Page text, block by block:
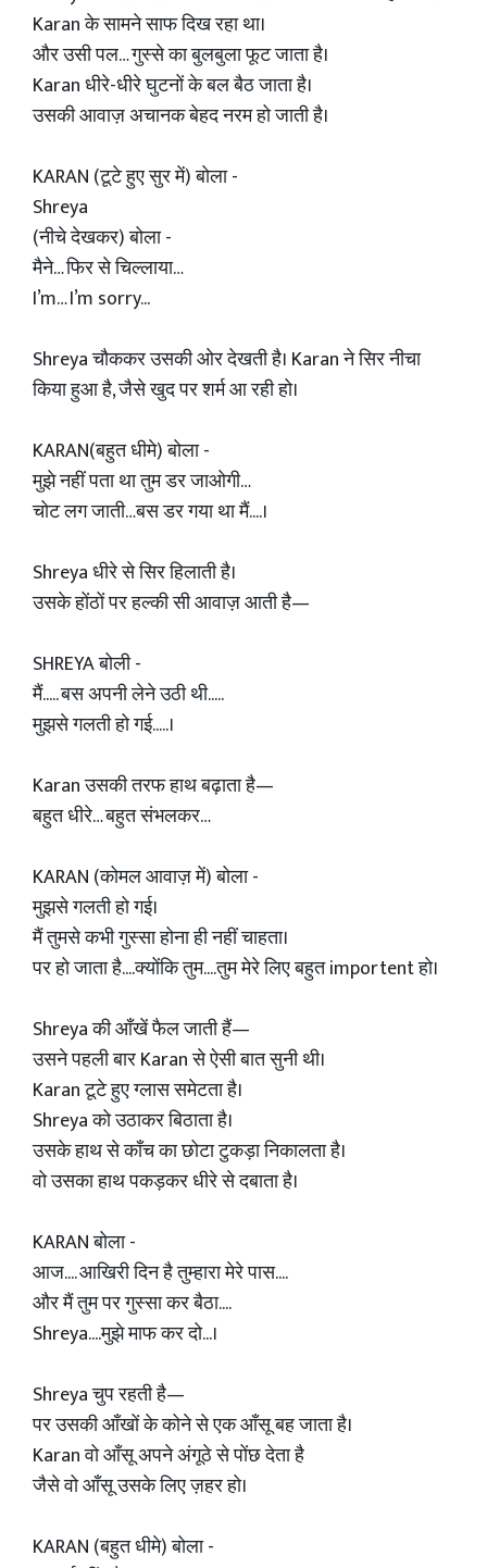
Karan के सामने साफ दिख रहा था।
और उसी पल… गुस्से का बुलबुला फूट जाता है।
Karan धीरे-धीरे घुटनों के बल बैठ जाता है।
उसकी आवाज़ अचानक बेहद नरम हो जाती है।
KARAN (टूटे हुए सुर में) बोला -
Shreya
(नीचे देखकर) बोला -
मैने… फिर से चिल्लाया…
I’m… I’m sorry...
Shreya चौककर उसकी ओर देखती है। Karan ने सिर नीचा
किया हुआ है, जैसे खुद पर शर्म आ रही हो।
KARAN(बहुत धीमे) बोला -
मुझे नहीं पता था तुम डर जाओगी…
चोट लग जाती…बस डर गया था मैं....।
Shreya धीरे से सिर हिलाती है।
उसके होंठों पर हल्की सी आवाज़ आती है—
SHREYA बोली -
मैं..... बस अपनी लेने उठी थी.....
मुझसे गलती हो गई.....।
Karan उसकी तरफ हाथ बढ़ाता है—
बहुत धीरे… बहुत संभलकर…
KARAN (कोमल आवाज़ में) बोला -
मुझसे गलती हो गई।
मैं तुमसे कभी गुस्सा होना ही नहीं चाहता।
पर हो जाता है....क्योंकि तुम....तुम मेरे लिए बहुत importent हो।
Shreya की आँखें फैल जाती हैं—
उसने पहली बार Karan से ऐसी बात सुनी थी।
Karan टूटे हुए ग्लास समेटता है।
Shreya को उठाकर बिठाता है।
उसके हाथ से काँच का छोटा टुकड़ा निकालता है।
वो उसका हाथ पकड़कर धीरे से दबाता है।
KARAN बोला -
आज.... आखिरी दिन है तुम्हारा मेरे पास....
और मैं तुम पर गुस्सा कर बैठा....
Shreya....मुझे माफ कर दो...।
Shreya चुप रहती है—
पर उसकी आँखों के कोने से एक आँसू बह जाता है।
Karan वो आँसू अपने अंगूठे से पोंछ देता है
जैसे वो आँसू उसके लिए ज़हर हो।
KARAN (बहुत धीमे) बोला -